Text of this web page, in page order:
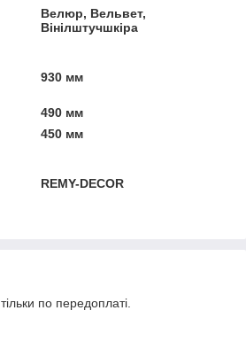
Велюр, Вельвет,
Вінілштучшкіра
930 мм
490 мм
450 мм
REMY-DECOR
по передоплаті.